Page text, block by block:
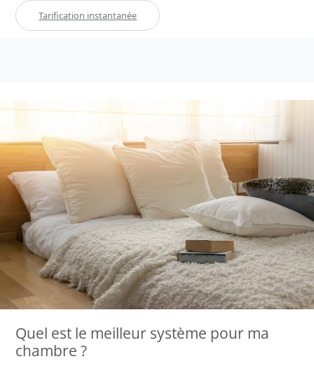
Tarification instantanée
Quel est le meilleur système pour ma
chambre ?